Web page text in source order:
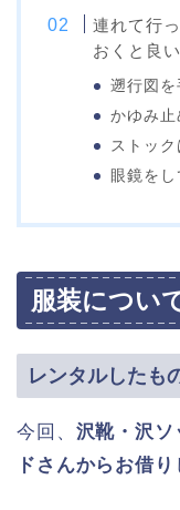
連れて行
おくと良
遡行図を
かゆみ止
ストッ
眼鏡を
服装につい
レンタルしたも
今回、 沢靴・沢ソ
ドさんからお借り